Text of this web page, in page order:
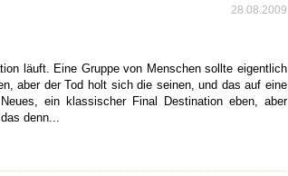
28.08.2009
läuft. Eine Gruppe von Menschen sollte eigentlich
aber der Tod holt sich die seinen, und das auf eine
ein klassischer Final Destination eben, aber
denn...